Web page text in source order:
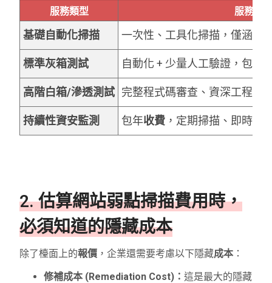
服務類型 服務內
基礎自動化掃描 一次性、工具化掃描，僅涵蓋
標準灰箱測試 自動化 + 少量人工驗證，包含
高階白箱/滲透測試 完整程式碼審查、資深工程師
持續性資安監測 包年收費 ，定期掃描、即時監
2. 估算網站弱點掃描費用時，
必須知道的隱藏成本
除了檯面上的報價 ，企業還需要考慮以下隱藏成本 ：
修補成本 (Remediation Cost)：這是最大的隱藏